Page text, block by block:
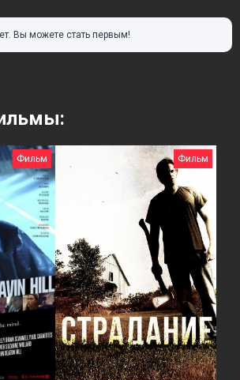
Вы можете стать первым!
Фильм Фильм